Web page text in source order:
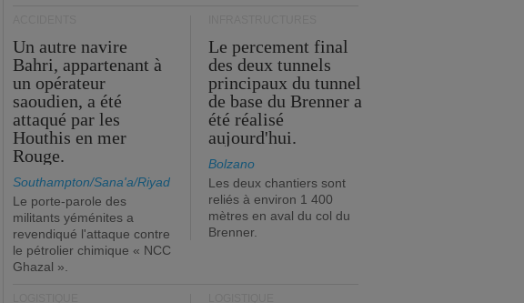
Un autre navire
Bahri, appartenant à
un opérateur
saoudien, a été
attaqué par les
Houthis en mer
Rouge.
Southampton/Sana'a/Riyad
Le porte-parole des
militants yéménites a
revendiqué l'attaque contre
le pétrolier chimique « NCC
Ghazal ».
Le percement final
des deux tunnels
principaux du tunnel
de base du Brenner a
été réalisé
aujourd'hui.
Bolzano
Les deux chantiers sont
reliés à environ 1 400
mètres en aval du col du
Brenner.